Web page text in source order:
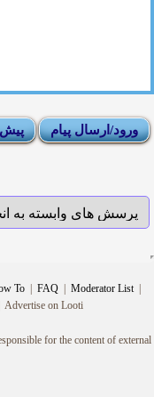
To FAQ Moderator List
Advertise on Looti
for the content of external